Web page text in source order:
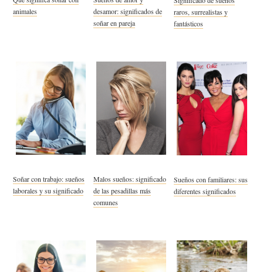
animales
desamor: significados de
soñar en pareja
raros, surrealistas y
fantásticos
Soñar con trabajo: sueños
laborales y su significado
Malos sueños: significado
de las pesadillas más
comunes
Sueños con familiares: sus
diferentes significados